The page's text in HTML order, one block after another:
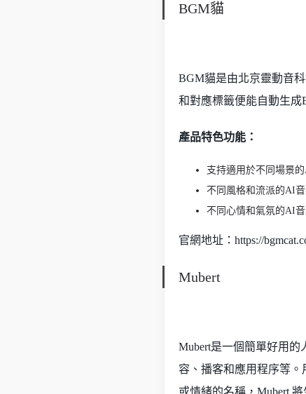
BGM貓
BGM貓是由北京靈動音
和對應標籤便能自動生成
產品特色功能：
支持適用於不同場景
不同風格和流派的AI
不同心情和氣氛的AI
官網地址：https://
Mubert
Mubert是一個簡單好用
容、播客和應用程序等。
或情緒的名稱，Mubert